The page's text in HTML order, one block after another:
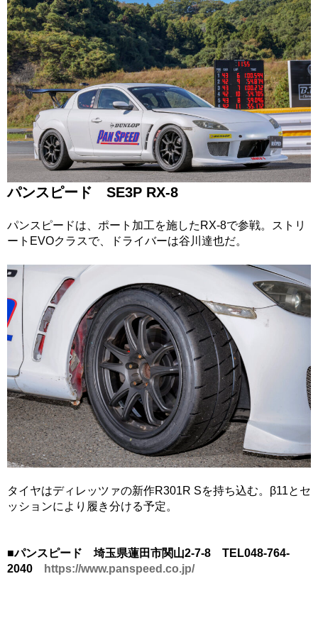
パンスピード SE3P RX-8
パンスピードは、ポート加工を施したRX-8で参戦。ストリ
ートEVOクラスで、ドライバーは谷川達也だ。
タイヤはディレッツァの新作R301R Sを持ち込む。β11とセ
ッションにより履き分ける予定。
■パンスピード 埼玉県蓮田市関山2-7-8 TEL048-764-
2040
https://www.panspeed.co.jp/